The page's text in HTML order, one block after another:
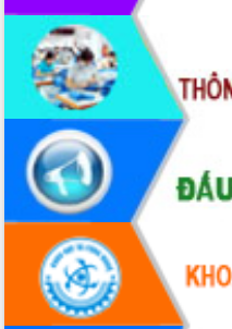
Hội nghị triển khai kết nối mạng
truyền số liệu chuyên dùng phục vụ cơ
quan Đảng, Nhà nước
Lễ phát động chuỗi hoạt động chung
tay làm sạch môi trường
Xã Ea Kar bước chuyển mình trong
công tác cải cách hành chính mô hình
mới
UBND tỉnh họp báo định kỳ tháng 4
năm 2026
Hội thảo khoa học “Giải pháp thúc đẩy
phát triển nền kinh tế xanh tại tỉnh
Đắk Lắk”
Tăng cường giám sát, đôn đốc thực